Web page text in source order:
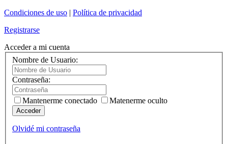
Condiciones de uso | Política de privacidad
Registrarse
Acceder a mi cuenta
Nombre de Usuario:
Contraseña:
Mantenerme conectado Matenerme oculto
Acceder
Olvidé mi contraseña